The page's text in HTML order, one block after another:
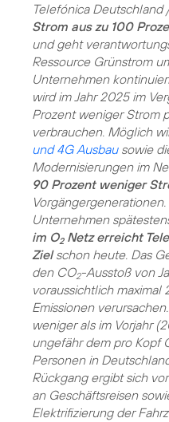
Telefónica Deutschland
Strom aus zu 100
und geht
Ressource Grünstrom
Unternehmen
wird im Jahr 2025 im
Prozent weniger Strom
verbrauchen. Möglich
und 4G Ausbausowie
Modernisierungen im
90 Prozent weniger
Unternehmen
im O2Netz erreicht
Zielschon heute. Das
den CO2-Ausstoß von
voraussichtlich maximal
Emissionen
weniger als im Vorjahr
ungefähr dem pro Kopf
Personen in
Rückgang ergibt sich
an Geschäftsreisen
Elektrifizierung der